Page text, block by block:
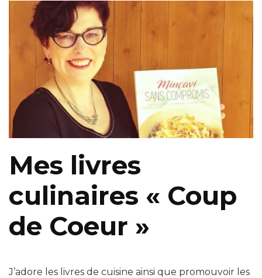
Mes livres
culinaires « Coup
de Coeur »
J’adore les livres de cuisine ainsi que promouvoir les